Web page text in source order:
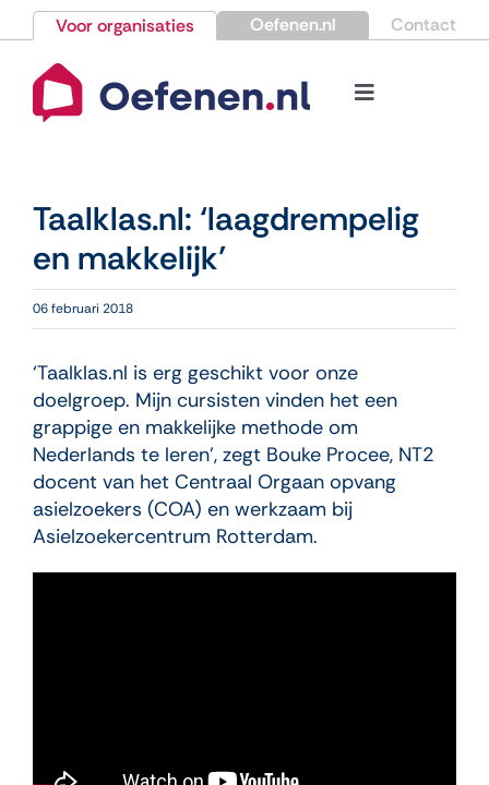
naar
inhoud
Voor organisaties Oefenen.nl Contact
Toggle
Nieuws
Kennisbank
Over Oefenen.nl
Contact
Taalklas.nl: ‘laagdrempelig
en makkelijk’
06 februari 2018
‘Taalklas.nl is erg geschikt voor onze
doelgroep. Mijn cursisten vinden het een
grappige en makkelijke methode om
Nederlands te leren’, zegt Bouke Procee, NT2
docent van het Centraal Orgaan opvang
asielzoekers (COA) en werkzaam bij
Asielzoekercentrum Rotterdam.